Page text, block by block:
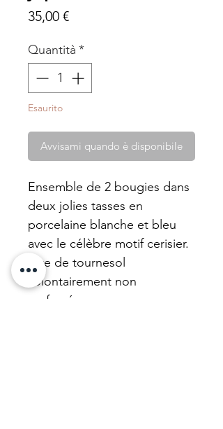
35,00 €Prezzo
Quantità *
Esaurito
Avvisami quando è disponibile
Ensemble de 2 bougies dans
deux jolies tasses en
porcelaine blanche et bleu
avec le célèbre motif cerisier.
Cire de tournesol
volontairement non
parfumée.